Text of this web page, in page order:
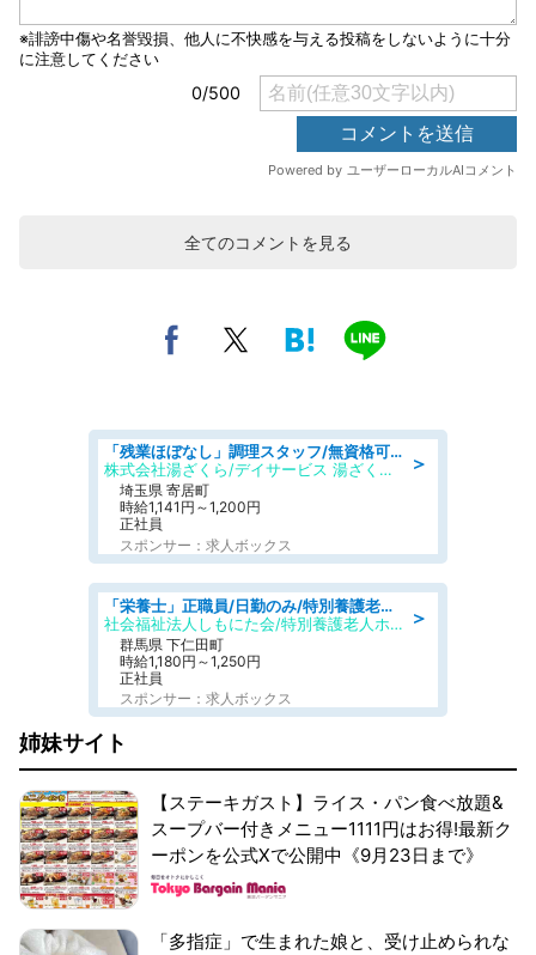
全てのコメントを見る
＞
「残業ほぼなし」調理スタッフ/無資格可/正職員/日勤のみ/デイサービス/社会保障完備
株式会社湯ざくら/デイサービス 湯ざくらケアリゾート
埼玉県 寄居町
時給1,141円～1,200円
正社員
スポンサー：求人ボックス
＞
「栄養士」正職員/日勤のみ/特別養護老人ホーム
社会福祉法人しもにた会/特別養護老人ホーム かぶらの里
群馬県 下仁田町
時給1,180円～1,250円
正社員
スポンサー：求人ボックス
姉妹サイト
【ステーキガスト】ライス・パン食べ放題&
スープバー付きメニュー1111円はお得!最新ク
ーポンを公式Xで公開中《9月23日まで》
「多指症」で生まれた娘と、受け止められな